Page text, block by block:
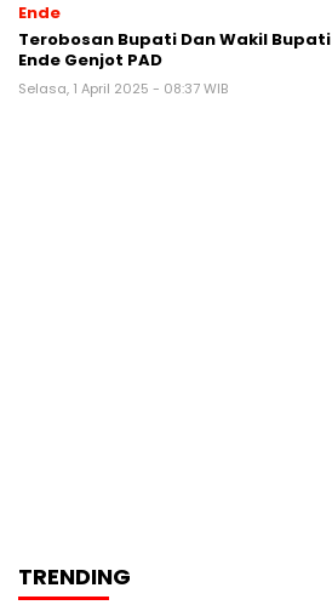
Ende
Terobosan Bupati Dan Wakil Bupati
Ende Genjot PAD
Selasa, 1 April 2025 - 08:37 WIB
TRENDING